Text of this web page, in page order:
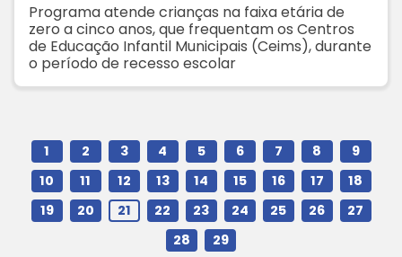
Programa atende crianças na faixa etária de
zero a cinco anos, que frequentam os Centros
de Educação Infantil Municipais (Ceims), durante
o período de recesso escolar
1 2 3 4 5 6 7 8
9
10
11 12 13 14 15 16 17
18
19
20 21 22 23 24 25 26
27
28
29